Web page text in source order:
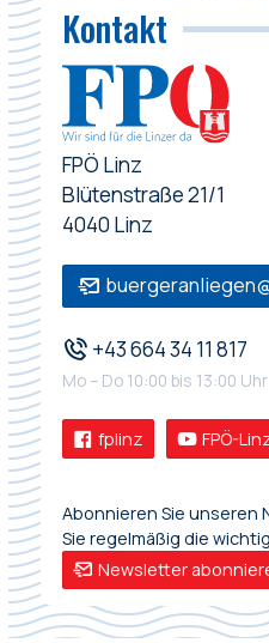
Kontakt
FPÖ Linz
Blütenstraße 21/1
4040 Linz
+43 664 34 11 817
Mo – Do 10:00 bis 13:00 Uhr
fplinz FPÖ-
Abonnieren Sie unseren
Sie regelmäßig die
Newsletter